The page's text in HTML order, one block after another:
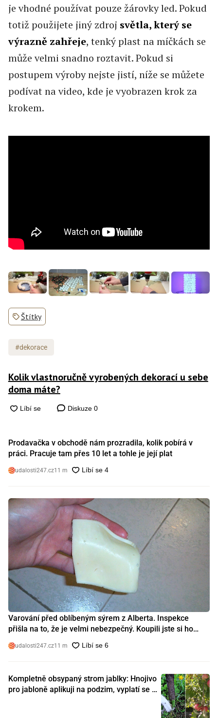
je vhodné používat pouze žárovky led. Pokud
totiž použijete jiný zdroj světla, který se
výrazně zahřeje, tenký plast na míčkách se
může velmi snadno roztavit. Pokud si
postupem výroby nejste jistí, níže se můžete
podívat na video, kde je vyobrazen krok za
krokem.
Štítky
#dekorace
Kolik vlastnoručně vyrobených dekorací u sebe
doma máte?
Diskuze 0
Prodavačka v obchodě nám prozradila, kolik pobírá v
práci. Pracuje tam přes 10 let a tohle je její plat
udalosti247.cz11 m
Varování před oblíbeným sýrem z Alberta. Inspekce
přišla na to, že je velmi nebezpečný. Koupili jste si ho
udalosti247.cz11 m
Kompletně obsypaný strom jablky: Hnojivo
pro jabloně aplikuji na podzim, vyplatí se s